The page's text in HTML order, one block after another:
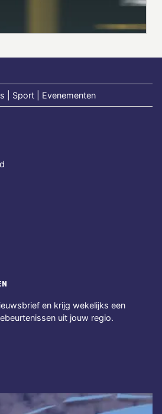
| Sport | Evenementen
en krijg wekelijks een
uit jouw regio.